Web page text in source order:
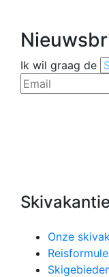
Ik wil graag de
Onze